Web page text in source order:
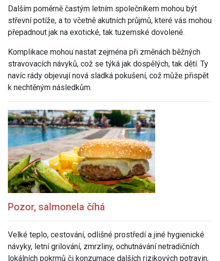
Dalším poměrně častým letním společníkem mohou být
střevní potíže, a to včetně akutních průjmů, které vás mohou
přepadnout jak na exotické, tak tuzemské dovolené.
Komplikace mohou nastat zejména při změnách běžných
stravovacích návyků, což se týká jak dospělých, tak dětí. Ty
navíc rády objevují nová sladká pokušení, což může přispět
k nechtěným následkům.
Pozor, salmonela číhá
Velké teplo, cestování, odlišné prostředí a jiné hygienické
návyky, letní grilování, zmrzliny, ochutnávání netradičních
lokálních pokrmů či konzumace dalších rizikových potravin,